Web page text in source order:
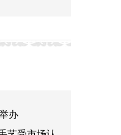
小满没有大
现中国首条